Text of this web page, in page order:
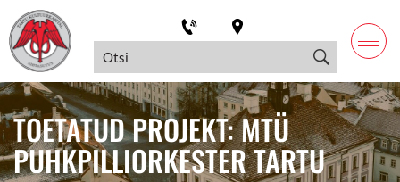
TOETATUD PROJEKT: MTÜ
PUHKPILLIORKESTER TARTU